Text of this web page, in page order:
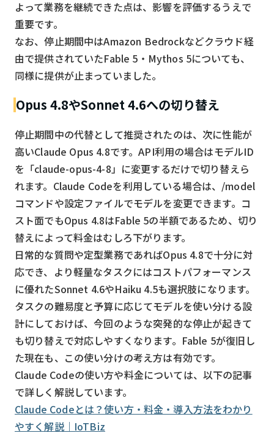
よって業務を継続できた点は、影響を評価するうえで
重要です。
なお、停止期間中はAmazon Bedrockなどクラウド経
由で提供されていたFable 5・Mythos 5についても、
同様に提供が止まっていました。
Opus 4.8やSonnet 4.6への切り替え
停止期間中の代替として推奨されたのは、次に性能が
高いClaude Opus 4.8です。API利用の場合はモデルID
を「claude-opus-4-8」に変更するだけで切り替えら
れます。Claude Codeを利用している場合は、/model
コマンドや設定ファイルでモデルを変更できます。コ
スト面でもOpus 4.8はFable 5の半額であるため、切り
替えによって料金はむしろ下がります。
日常的な質問や定型業務であればOpus 4.8で十分に対
応でき、より軽量なタスクにはコストパフォーマンス
に優れたSonnet 4.6やHaiku 4.5も選択肢になります。
タスクの難易度と予算に応じてモデルを使い分ける設
計にしておけば、今回のような突発的な停止が起きて
も切り替えで対応しやすくなります。Fable 5が復旧し
た現在も、この使い分けの考え方は有効です。
Claude Codeの使い方や料金については、以下の記事
で詳しく解説しています。
Claude Codeとは？使い方・料金・導入方法をわかり
やすく解説｜IoTBiz